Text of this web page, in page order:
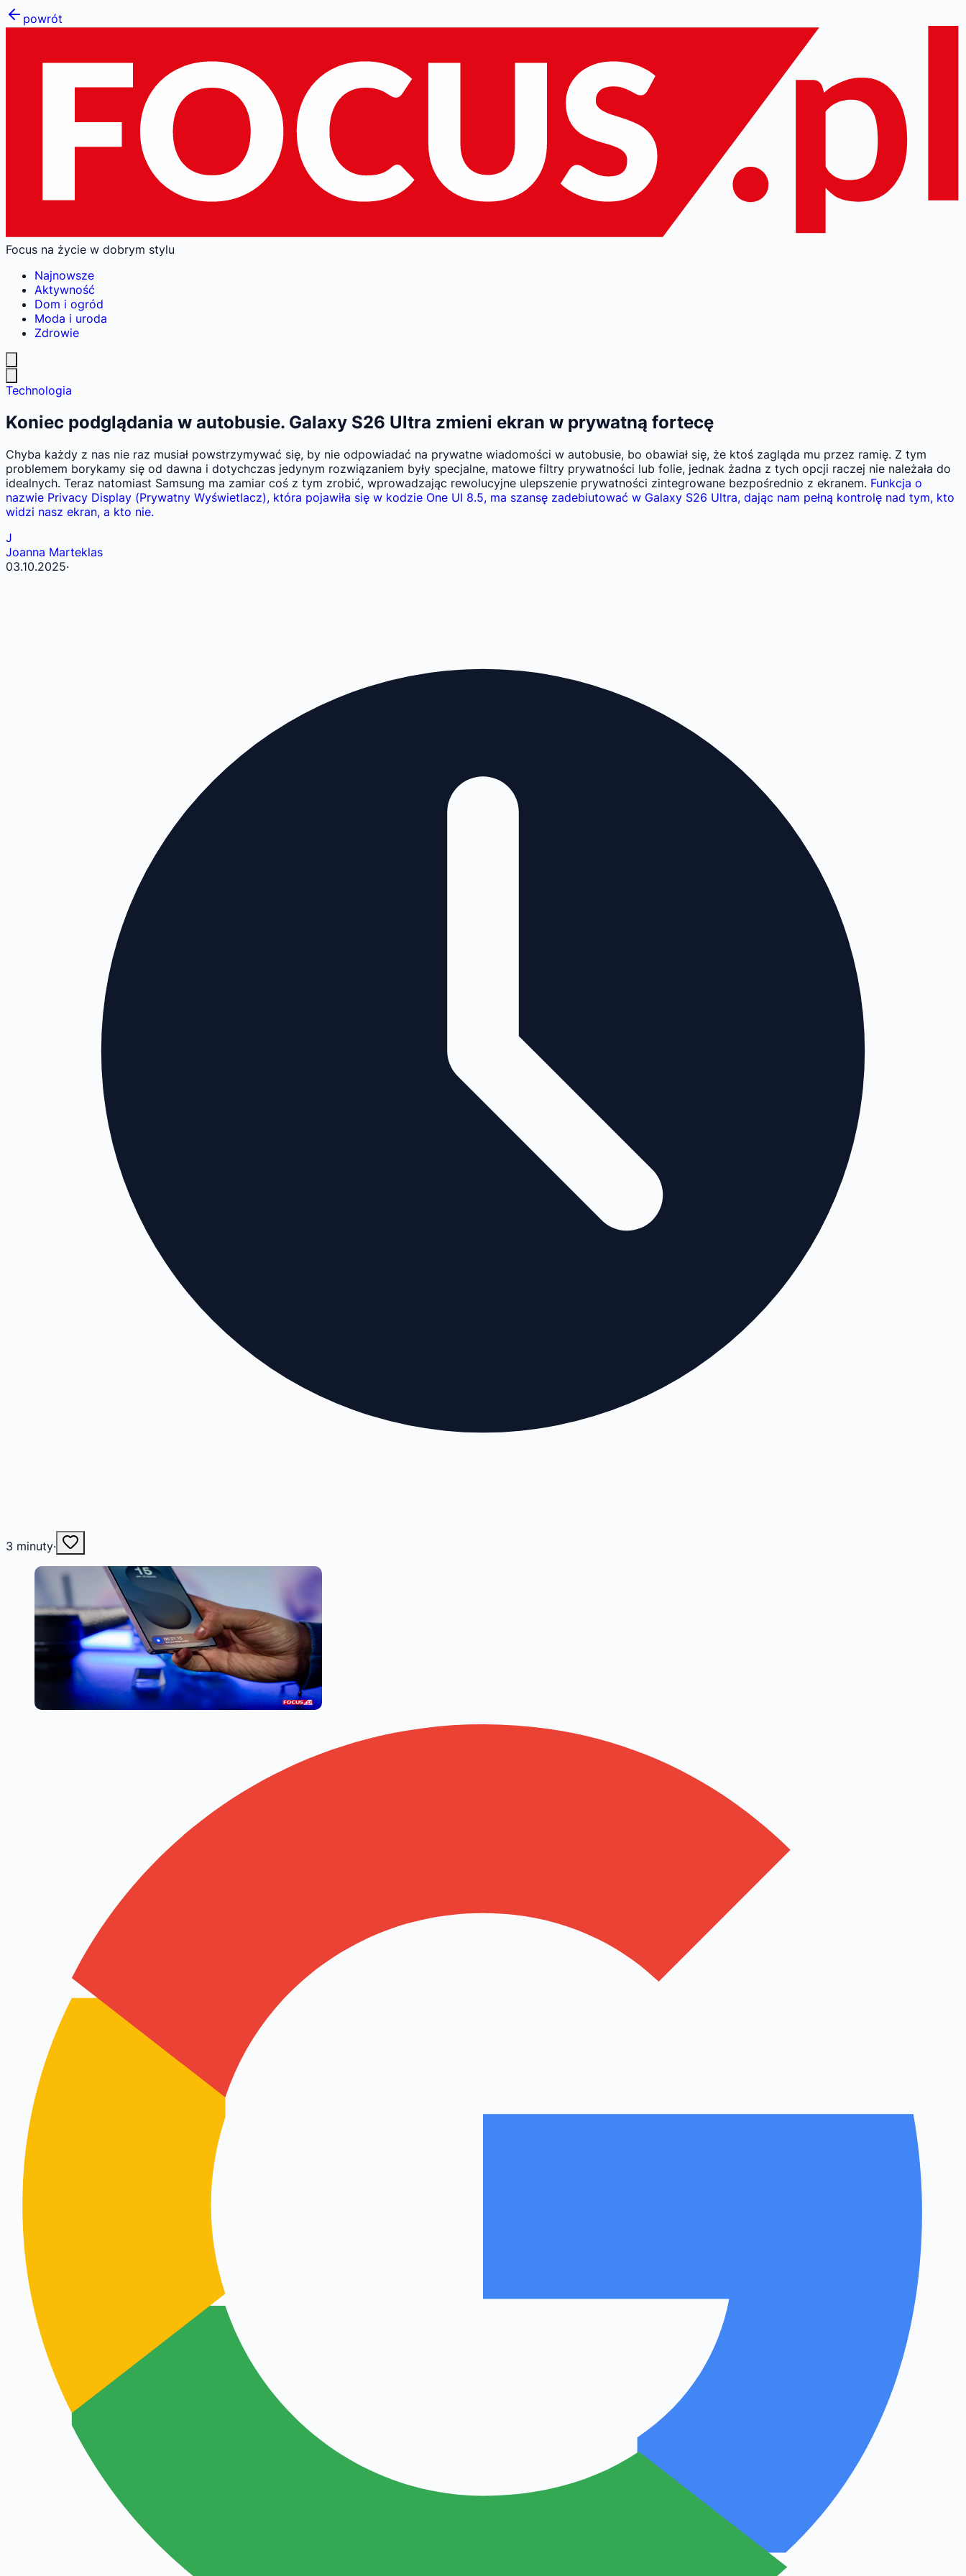
powrót
Focus na życie w dobrym stylu
Najnowsze
Aktywność
Dom i ogród
Moda i uroda
Zdrowie
Technologia
Koniec podglądania w autobusie. Galaxy S26 Ultra zmieni ekran w prywatną fortecę
Chyba każdy z nas nie raz musiał powstrzymywać się, by nie odpowiadać na prywatne wiadomości w autobusie, bo obawiał się, że ktoś zagląda mu przez ramię. Z tym
problemem borykamy się od dawna i dotychczas jedynym rozwiązaniem były specjalne, matowe filtry prywatności lub folie, jednak żadna z tych opcji raczej nie należała do
idealnych. Teraz natomiast Samsung ma zamiar coś z tym zrobić, wprowadzając rewolucyjne ulepszenie prywatności zintegrowane bezpośrednio z ekranem. Funkcja o
nazwie Privacy Display (Prywatny Wyświetlacz), która pojawiła się w kodzie One UI 8.5, ma szansę zadebiutować w Galaxy S26 Ultra, dając nam pełną kontrolę nad tym, kto
widzi nasz ekran, a kto nie.
J
Joanna Marteklas
03.10.2025·
3 minuty·